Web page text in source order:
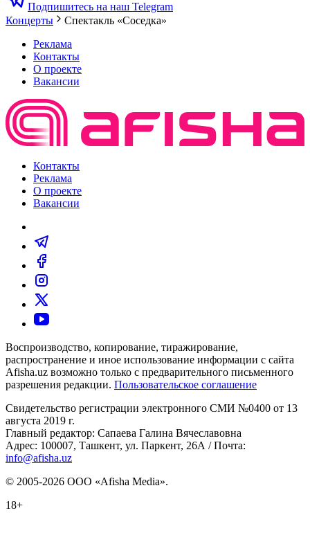
Подпишитесь на наш Telegram
Концерты
Спектакль «Соседка»
Реклама
Контакты
О проекте
Вакансии
Контакты
Реклама
О проекте
Вакансии
Воспроизводство, копирование, тиражирование,
распространение и иное использование информации с сайта
Afisha.uz возможно только с предварительного письменного
разрешения редакции. Пользовательское соглашение
Свидетельство регистрации электронного СМИ №0400 от 13
августа 2019 г.
Главный редактор: Сапаева Галина Вячеславовна
Адрес: 100007, Ташкент, ул. Паркент, 26А / Почта:
info@afisha.uz
© 2005-2026 ООО «Afisha Media».
18+